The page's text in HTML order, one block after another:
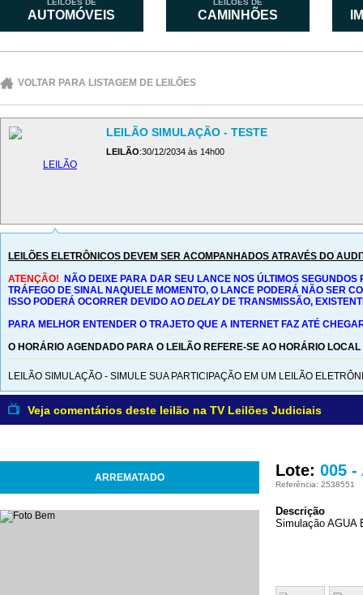
LEILÕES DE
AUTOMÓVEIS
LEILÕES DE
CAMINHÕES
VOLTAR PARA LISTAGEM DE LEILÕES
LEILÃO SIMULAÇÃO - TESTE
LEILÃO:30/12/2034 às 14h00
LEILÕES ELETRÔNICOS DEVEM SER ACOMPANHADOS ATRAVÉS DO
ATENÇÃO!
NÃO DEIXE PARA DAR SEU LANCE NOS ÚLTIMOS
TRÁFEGO DE SINAL NAQUELE MOMENTO, O LANCE PODERÁ NÃO SER
ISSO PODERÁ OCORRER DEVIDO AO DELAYDE TRANSMISSÃO,
PARA MELHOR ENTENDER O TRAJETO QUE A INTERNET FAZ ATÉ
O HORÁRIO AGENDADO PARA O LEILÃO REFERE-SE AO HORÁRIO LOCAL
LEILÃO SIMULAÇÃO - SIMULE SUA PARTICIPAÇÃO EM UM LEILÃO
Veja comentários deste leilão na TV Leilões Judiciais
ARREMATADO Lote: 005 -
Referência: 2538551
Descrição
Simulação AGUA